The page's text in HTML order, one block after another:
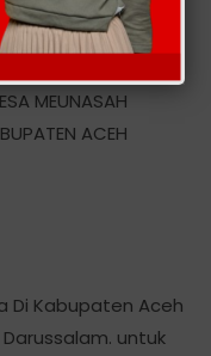
Token Pln, dll
MEUNASAH
ACEH
Di Kabupaten Aceh
untuk